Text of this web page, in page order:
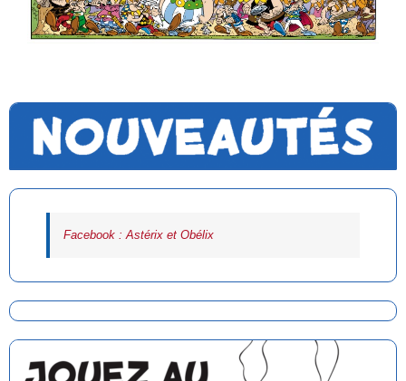
Facebook : Astérix et Obélix